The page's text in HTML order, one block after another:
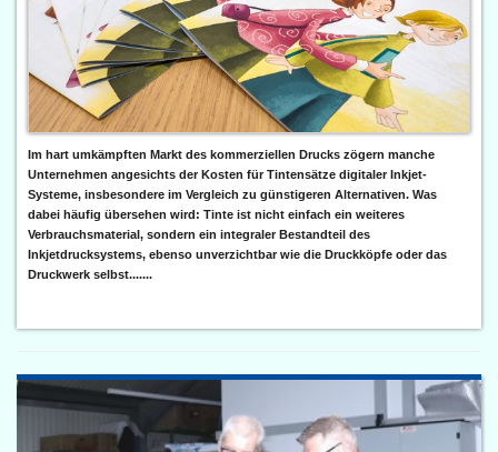
Im hart umkämpften Markt des kommerziellen Drucks zögern manche
Unternehmen angesichts der Kosten für Tintensätze digitaler Inkjet-
Systeme, insbesondere im Vergleich zu günstigeren Alternativen. Was
dabei häufig übersehen wird: Tinte ist nicht einfach ein weiteres
Verbrauchsmaterial, sondern ein integraler Bestandteil des
Inkjetdrucksystems, ebenso unverzichtbar wie die Druckköpfe oder das
Druckwerk selbst.......